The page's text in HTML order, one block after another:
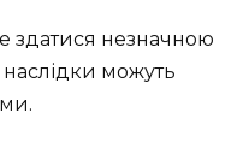
здатися незначною
можуть